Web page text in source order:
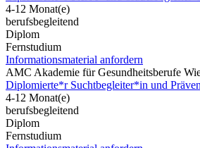
4-12 Monat(e)
berufsbegleitend
Diplom
Fernstudium
Informationsmaterial anfordern
AMC Akademie für Gesundheitsberufe
Diplomierte*r Suchtbegleiter*in und
4-12 Monat(e)
berufsbegleitend
Diplom
Fernstudium